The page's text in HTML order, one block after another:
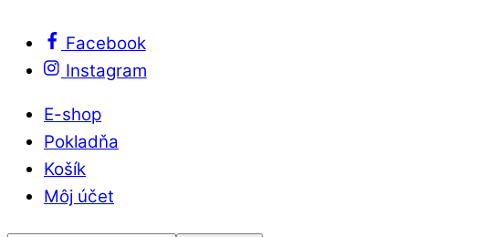
Facebook
Instagram
E-shop
Pokladňa
Košík
Môj účet